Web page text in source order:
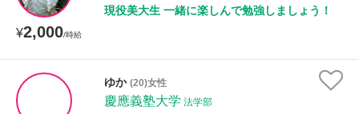
¥2,000/時給
現役美大生 一緒に楽しんで勉強しましょう！
ゆか (20)女性
慶應義塾大学 法学部